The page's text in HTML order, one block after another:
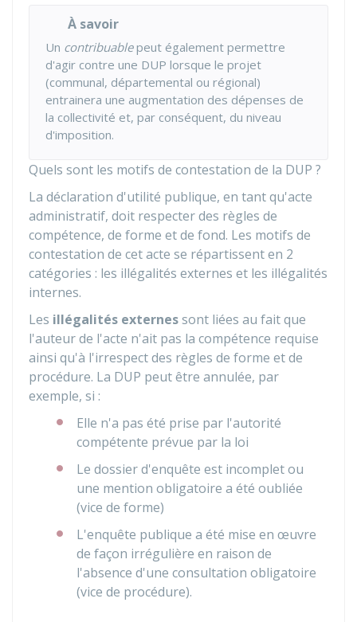
À savoir
Un contribuablepeut également permettre
d'agir contre une DUP lorsque le projet
(communal, départemental ou régional)
entrainera une augmentation des dépenses de
la collectivité et, par conséquent, du niveau
d'imposition.
Quels sont les motifs de contestation de la DUP ?
La déclaration d'utilité publique, en tant qu'acte
administratif, doit respecter des règles de
compétence, de forme et de fond. Les motifs de
contestation de cet acte se répartissent en 2
catégories : les illégalités externes et les illégalités
internes.
Les illégalités externessont liées au fait que
l'auteur de l'acte n'ait pas la compétence requise
ainsi qu'à l'irrespect des règles de forme et de
procédure. La DUP peut être annulée, par
exemple, si :
Elle n'a pas été prise par l'autorité
compétente prévue par la loi
Le dossier d'enquête est incomplet ou
une mention obligatoire a été oubliée
(vice de forme)
L'enquête publique a été mise en œuvre
de façon irrégulière en raison de
l'absence d'une consultation obligatoire
(vice de procédure).